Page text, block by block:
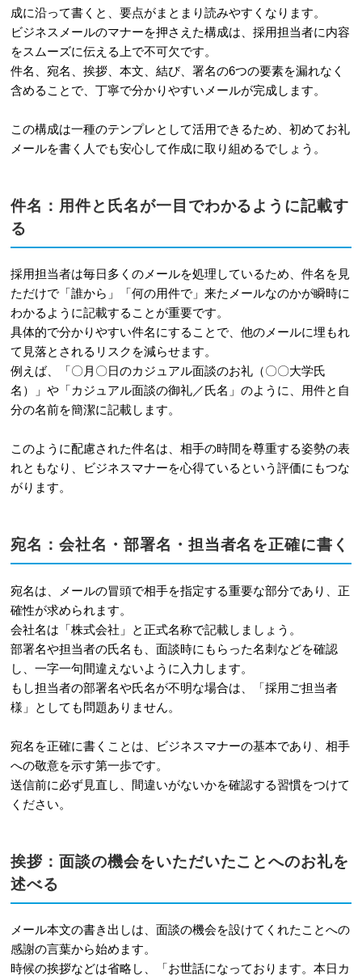
成に沿って書くと、要点がまとまり読みやすくなります。
ビジネスメールのマナーを押さえた構成は、採用担当者に内容
をスムーズに伝える上で不可欠です。
件名、宛名、挨拶、本文、結び、署名の6つの要素を漏れなく
含めることで、丁寧で分かりやすいメールが完成します。
この構成は一種のテンプレとして活用できるため、初めてお礼
メールを書く人でも安心して作成に取り組めるでしょう。
件名：用件と氏名が一目でわかるように記載す
る
採用担当者は毎日多くのメールを処理しているため、件名を見
ただけで「誰から」「何の用件で」来たメールなのかが瞬時に
わかるように記載することが重要です。
具体的で分かりやすい件名にすることで、他のメールに埋もれ
て見落とされるリスクを減らせます。
例えば、「〇月〇日のカジュアル面談のお礼（〇〇大学氏
名）」や「カジュアル面談の御礼／氏名」のように、用件と自
分の名前を簡潔に記載します。
このように配慮された件名は、相手の時間を尊重する姿勢の表
れともなり、ビジネスマナーを心得ているという評価にもつな
がります。
宛名：会社名・部署名・担当者名を正確に書く
宛名は、メールの冒頭で相手を指定する重要な部分であり、正
確性が求められます。
会社名は「株式会社」と正式名称で記載しましょう。
部署名や担当者の氏名も、面談時にもらった名刺などを確認
し、一字一句間違えないように入力します。
もし担当者の部署名や氏名が不明な場合は、「採用ご担当者
様」としても問題ありません。
宛名を正確に書くことは、ビジネスマナーの基本であり、相手
への敬意を示す第一歩です。
送信前に必ず見直し、間違いがないかを確認する習慣をつけて
ください。
挨拶：面談の機会をいただいたことへのお礼を
述べる
メール本文の書き出しは、面談の機会を設けてくれたことへの
感謝の言葉から始めます。
時候の挨拶などは省略し、「お世話になっております。本日カ